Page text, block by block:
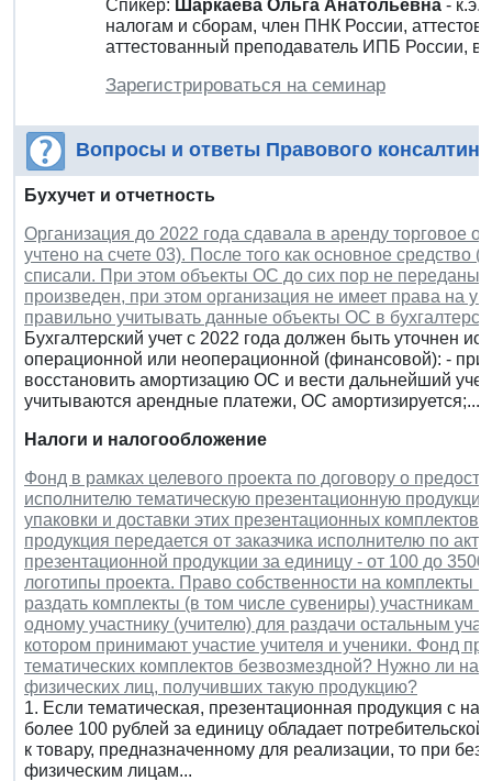
Спикер: Шаркаева Ольга Анатольевна -
налогам и сборам, член ПНК России,
аттестованный преподаватель ИПБ России,
Зарегистрироваться на семинар
Вопросы и ответы Правового
Бухучет и отчетность
Организация до 2022 года сдавала в аренду торговое
учтено на счете 03). После того как основное средство
списали. При этом объекты ОС до сих пор не
произведен, при этом организация не имеет права на
правильно учитывать данные объекты ОС в
Бухгалтерский учет с 2022 года должен быть уточнен
операционной или неоперационной (финансовой): -
восстановить амортизацию ОС и вести дальнейший
учитываются арендные платежи, ОС амортизируется;...
Налоги и налогообложение
Фонд в рамках целевого проекта по договору о
исполнителю тематическую презентационную
упаковки и доставки этих презентационных
продукция передается от заказчика исполнителю по
презентационной продукции за единицу - от 100 до
логотипы проекта. Право собственности на комплекты
раздать комплекты (в том числе сувениры) участникам
одному участнику (учителю) для раздачи остальным
котором принимают участие учителя и ученики. Фонд
тематических комплектов безвозмездной? Нужно ли
физических лиц, получивших такую продукцию?
1. Если тематическая, презентационная продукция с
более 100 рублей за единицу обладает
к товару, предназначенному для реализации, то при
физическим лицам...